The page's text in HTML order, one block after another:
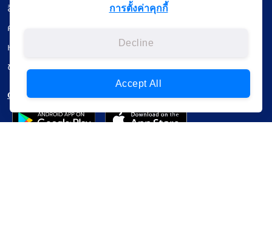
สื่อการเรียนรู้
ค้นรายการหนังสือ
หนังสืออิเล็กทรอนิกส์
ข้อมูลผู้ใช้งาน
ดาวน์โหลดใช้งานบนแอปพลิเคชัน
การตั้งค่าคุกกี้
Decline
Accept All